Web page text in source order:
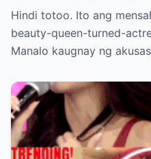
Gatchalian—What
Leave You
Hindi totoo. Ito ang
beauty-queen-turned-
Manalo kaugnay ng